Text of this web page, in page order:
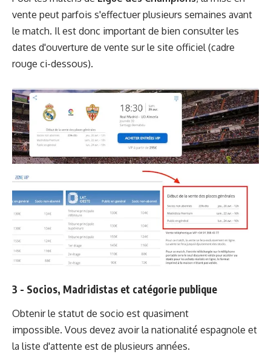
vente peut parfois s'effectuer plusieurs semaines avant
le match. Il est donc important de bien consulter les
dates d'ouverture de vente sur le site officiel (cadre
rouge ci-dessous).
3 - Socios, Madridistas et catégorie publique
Obtenir le statut de socio est quasiment
impossible. Vous devez avoir la nationalité espagnole et
la liste d'attente est de plusieurs années.